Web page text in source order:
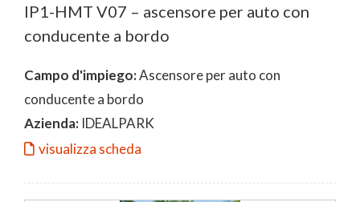
IP1-HMT V07 – ascensore per auto con
conducente a bordo
Campo d'impiego:Ascensore per auto con
conducente a bordo
Azienda: IDEALPARK
visualizza scheda